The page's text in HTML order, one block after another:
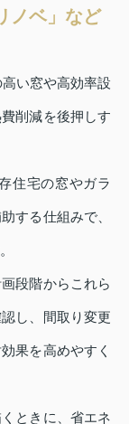
ノベ」など
い窓や高効率設
削減を後押しす
住宅の窓やガラ
する仕組みで、
段階からこれら
し、間取り変更
果を高めやすく
ときに、省エネ